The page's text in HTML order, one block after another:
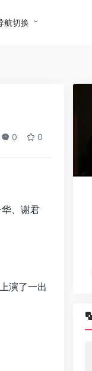
航切换
0 0
、谢君
演了一出